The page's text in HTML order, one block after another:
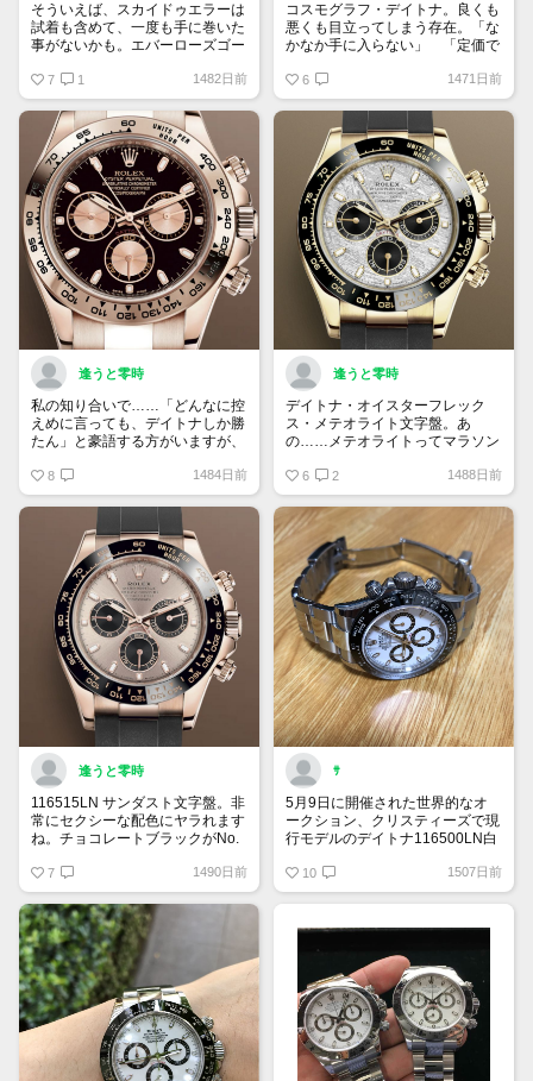
そういえば、スカイドゥエラーは
試着も含めて、一度も手に巻いた
事がないかも。エバーローズゴー
盤。同じ配色のデイトナとどっち
が格上かな？
7 1 1482日前
コスモグラフ・デイトナ。良くも
悪くも目立ってしまう存在。「な
かなか手に入らない」 「定価で
る」 「店員さんに好かれないと
売ってもらえない」 「リーマン
ショックで定価割れした」…etc
しかしながら……やっぱりカッコ
いいですね。
6 1471日前
逢うと零時
私の知り合いで……「どんなに控
えめに言っても、デイトナしか勝
たん」と豪語する方がいますが、
ま、多少分からなくもない気がし
ますけども。
8 1484日前
逢うと零時
デイトナ・オイスターフレック
ス・メテオライト文字盤。あ
の……メテオライトってマラソン
間、何本日本に入ってくるの
か・・・
6 2 1488日前
逢うと零時
116515LN サンダスト文字盤。非
常にセクシーな配色にヤラれます
ね。チョコレートブラックがNo.
一本取られました。いやはや美し
い。かつて青文字盤やピンク文字
盤は人気がありませんでしたが、
ROLEXはリメイクも達者です
ね。
7 1490日前
ｻ
5月9日に開催された世界的なオ
ークション、クリスティーズで現
行モデルのデイトナ116500LN白
されたそうです。
来年廃盤の期待からにしてもさす
がに高すぎますね。
来年ディスコン筆頭候補のデイト
目が離せません。
10 1507日前